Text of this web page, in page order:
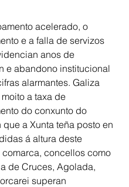
acelerado, o
e a falla de servizos
anos de
e abandono institucional
alarmantes. Galiza
a taxa de
do conxunto do
que a Xunta teña posto en
á altura deste
comarca, concellos como
de Cruces, Agolada,
superan